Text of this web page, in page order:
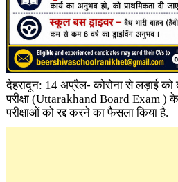
देहरादून: 14 अप्रैल- कोरोना से लड़ाई को
परीक्षा (Uttarakhand Board Exam ) के
परीक्षाओं को रद्द करने का फैसला किया है.